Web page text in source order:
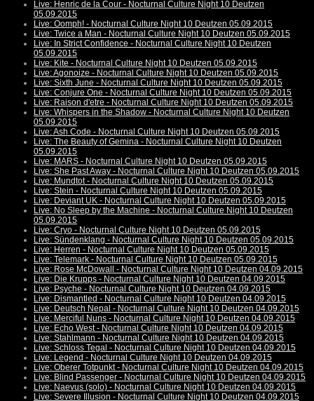
Live: Henric de la Cour - Nocturnal Culture Night 10 Deutzen
05.09.2015
Live: Oomph! - Nocturnal Culture Night 10 Deutzen 05.09.2015
Live: Twice a Man - Nocturnal Culture Night 10 Deutzen 05.09.2015
Live: In Strict Confidence - Nocturnal Culture Night 10 Deutzen
05.09.2015
Live: Kite - Nocturnal Culture Night 10 Deutzen 05.09.2015
Live: Agonoize - Nocturnal Culture Night 10 Deutzen 05.09.2015
Live: Sixth June - Nocturnal Culture Night 10 Deutzen 05.09.2015
Live: Conjure One - Nocturnal Culture Night 10 Deutzen 05.09.2015
Live: Raison d'etre - Nocturnal Culture Night 10 Deutzen 05.09.2015
Live: Whispers in the Shadow - Nocturnal Culture Night 10 Deutzen
05.09.2015
Live: Ash Code - Nocturnal Culture Night 10 Deutzen 05.09.2015
Live: The Beauty of Gemina - Nocturnal Culture Night 10 Deutzen
05.09.2015
Live: MARS - Nocturnal Culture Night 10 Deutzen 05.09.2015
Live: She Past Away - Nocturnal Culture Night 10 Deutzen 05.09.2015
Live: Mundtot - Nocturnal Culture Night 10 Deutzen 05.09.2015
Live: Stein - Nocturnal Culture Night 10 Deutzen 05.09.2015
Live: Deviant UK - Nocturnal Culture Night 10 Deutzen 05.09.2015
Live: No Sleep by the Machine - Nocturnal Culture Night 10 Deutzen
05.09.2015
Live: Cryo - Nocturnal Culture Night 10 Deutzen 05.09.2015
Live: Sündenklang - Nocturnal Culture Night 10 Deutzen 05.09.2015
Live: Herren - Nocturnal Culture Night 10 Deutzen 05.09.2015
Live: Telemark - Nocturnal Culture Night 10 Deutzen 05.09.2015
Live: Rose McDowall - Nocturnal Culture Night 10 Deutzen 04.09.2015
Live: Die Krupps - Nocturnal Culture Night 10 Deutzen 04.09.2015
Live: Psyche - Nocturnal Culture Night 10 Deutzen 04.09.2015
Live: Dismantled - Nocturnal Culture Night 10 Deutzen 04.09.2015
Live: Deutsch Nepal - Nocturnal Culture Night 10 Deutzen 04.09.2015
Live: Merciful Nuns - Nocturnal Culture Night 10 Deutzen 04.09.2015
Live: Echo West - Nocturnal Culture Night 10 Deutzen 04.09.2015
Live: Stahlmann - Nocturnal Culture Night 10 Deutzen 04.09.2015
Live: Schloss Tegal - Nocturnal Culture Night 10 Deutzen 04.09.2015
Live: Legend - Nocturnal Culture Night 10 Deutzen 04.09.2015
Live: Oberer Totpunkt - Nocturnal Culture Night 10 Deutzen 04.09.2015
Live: Blind Passenger - Nocturnal Culture Night 10 Deutzen 04.09.2015
Live: Naevus (solo) - Nocturnal Culture Night 10 Deutzen 04.09.2015
Live: Severe Illusion - Nocturnal Culture Night 10 Deutzen 04.09.2015